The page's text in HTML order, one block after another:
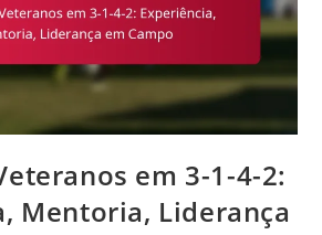
em 3-1-4-2:
Mentoria, Liderança